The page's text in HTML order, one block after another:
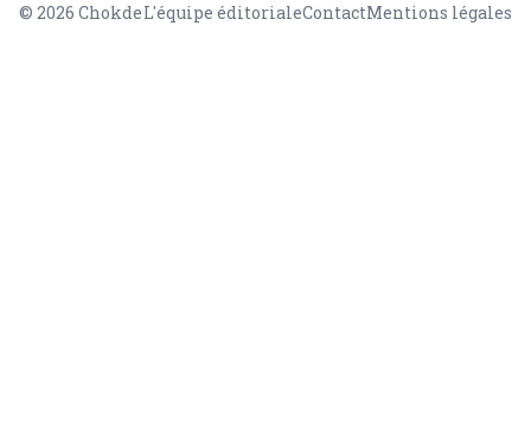
© 2026 ChokdeL'équipe éditorialeContactMentions légales